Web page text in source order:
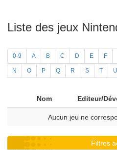
Liste des jeux
0-9 A B C D E F
N O P Q R S T U
Nom Editeur/
Aucun jeu ne
Filtres